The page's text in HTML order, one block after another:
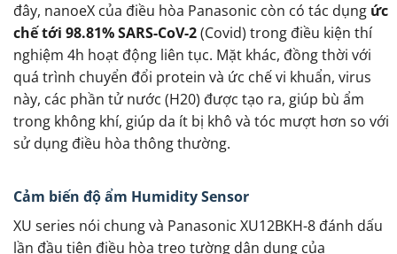
đây, nanoeX của điều hòa Panasonic còn có tác dụng ức
chế tới 98.81% SARS-CoV-2(Covid) trong điều kiện thí
nghiệm 4h hoạt động liên tục. Mặt khác, đồng thời với
quá trình chuyển đổi protein và ức chế vi khuẩn, virus
này, các phần tử nước (H20) được tạo ra, giúp bù ẩm
trong không khí, giúp da ít bị khô và tóc mượt hơn so với
sử dụng điều hòa thông thường.
Cảm biến độ ẩm Humidity Sensor
XU series nói chung và Panasonic XU12BKH-8 đánh dấu
lần đầu tiên điều hòa treo tường dân dụng của